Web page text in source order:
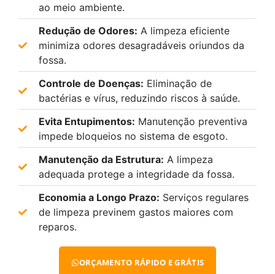
ao meio ambiente.
Redução de Odores: A limpeza eficiente
minimiza odores desagradáveis oriundos da
fossa.
Controle de Doenças: Eliminação de
bactérias e vírus, reduzindo riscos à saúde.
Evita Entupimentos: Manutenção preventiva
impede bloqueios no sistema de esgoto.
Manutenção da Estrutura: A limpeza
adequada protege a integridade da fossa.
Economia a Longo Prazo: Serviços regulares
de limpeza previnem gastos maiores com
reparos.
ORÇAMENTO RÁPIDO E GRÁTIS